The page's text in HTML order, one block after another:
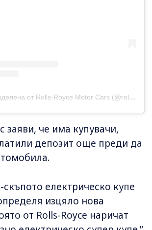
Публикация, споделена от Rolls-Royce Motor Cars (@rollsroycecars)
че има купувачи,
депозит още преди да
скъпото електрическо купе
изцяло нова
от Rolls-Royce наричат